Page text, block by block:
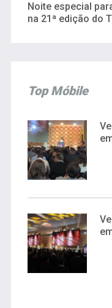
Noite especial
na 21ª edição do
Top Móbile